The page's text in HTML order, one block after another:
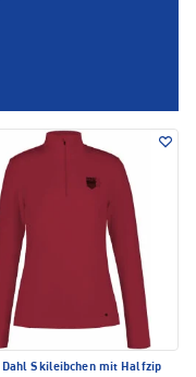
Dahl Skileibchen mit Halfzip